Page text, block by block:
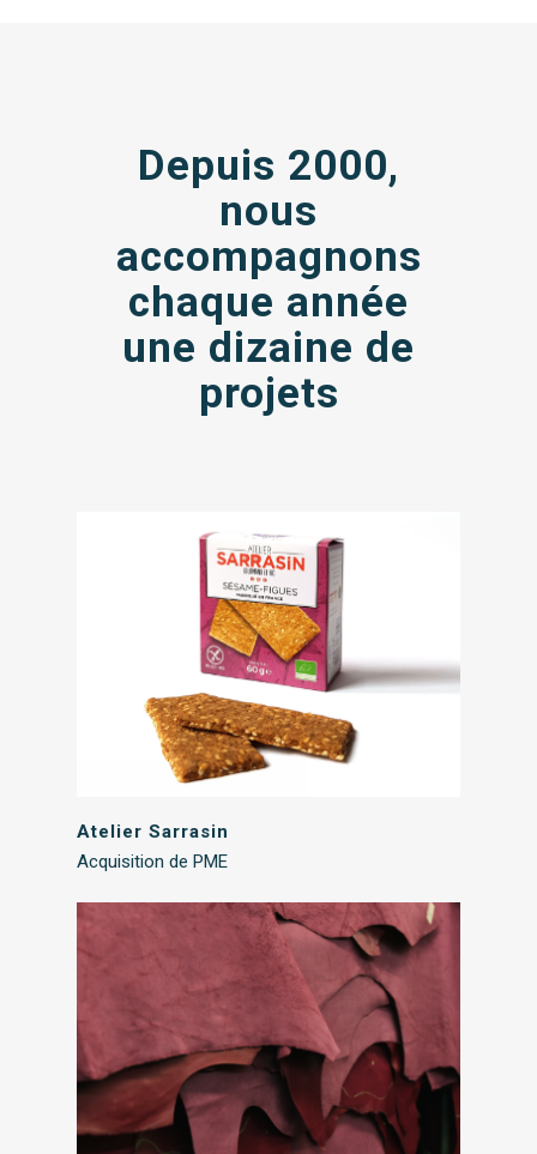
Depuis 2000,
nous
accompagnons
chaque année
une dizaine de
projets
Atelier Sarrasin
Acquisition de PME